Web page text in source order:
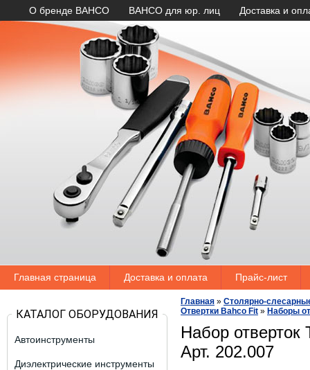
О бренде BAHCO BAHCO для юр. лиц Доставка и
Главная страница Доставка и оплата Прайс-лист
КАТАЛОГ ОБОРУДОВАНИЯ
Автоинструменты
Диэлектрические инструменты
Главная » Столярно-
Отвертки Bahco Fit » Наборы
Набор отверток
Арт. 202.007